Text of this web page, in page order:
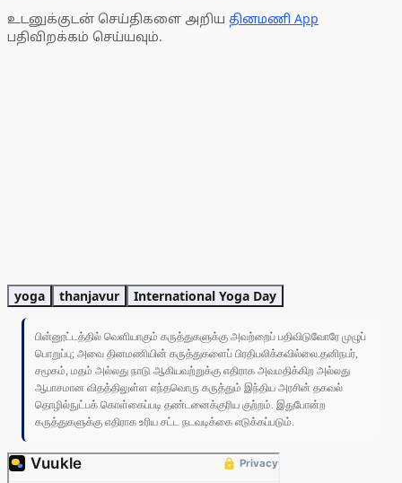
உடனுக்குடன் செய்திகளை அறிய தினமணி App
பதிவிறக்கம் செய்யவும்.
yoga thanjavur International Yoga Day
பின்னூட்டத்தில் வெளியாகும் கருத்துகளுக்கு அவற்றைப் பதிவிடுவோரே முழுப்
பொறுப்பு; அவை தினமணியின் கருத்துகளைப் பிரதிபலிக்கவில்லை.தனிநபர்,
சமூகம், மதம் அல்லது நாடு ஆகியவற்றுக்கு எதிராக அவமதிக்கிற அல்லது
ஆபாசமான விதத்திலுள்ள எந்தவொரு கருத்தும் இந்திய அரசின் தகவல்
தொழில்நுட்பக் கொள்கைப்படி தண்டனைக்குரிய குற்றம். இதுபோன்ற
கருத்துகளுக்கு எதிராக உரிய சட்ட நடவடிக்கை எடுக்கப்படும்.